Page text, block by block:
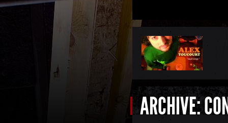
ARCHIVE: